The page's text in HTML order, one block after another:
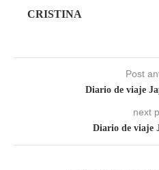
CRISTINA
Post
Diario de viaje
next
Diario de viaje